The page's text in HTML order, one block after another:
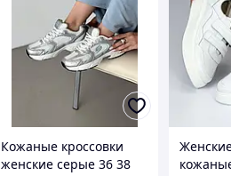
Кожаные кроссовки
женские серые 36 38